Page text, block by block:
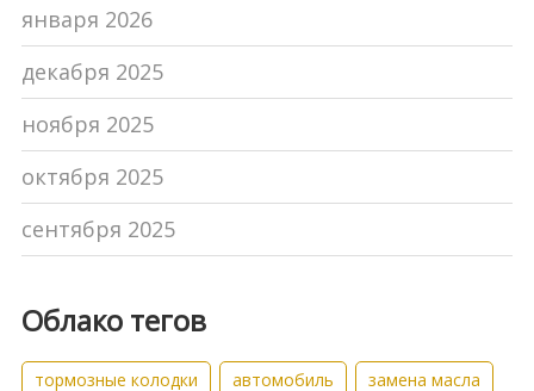
января 2026
декабря 2025
ноября 2025
октября 2025
сентября 2025
Облако тегов
тормозные колодки автомобиль
замена масла